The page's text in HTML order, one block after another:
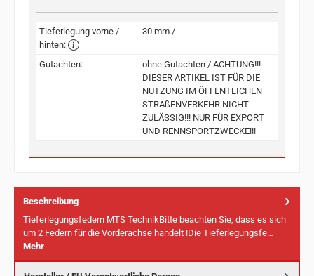
Tieferlegung vorne /
hinten:
30 mm / -
Gutachten:
ohne Gutachten / ACHTUNG!!!
DIESER ARTIKEL IST FÜR DIE
NUTZUNG IM ÖFFENTLICHEN
STRAßENVERKEHR NICHT
ZULÄSSIG!!! NUR FÜR EXPORT
UND RENNSPORTZWECKE!!!
Beschreibung
Tieferlegungsfedern MTS TechnikBitte beachten Sie, dass es sich
um 2 Federn für die Vorderachse handelt !Die Tieferlegungsfe…
Mehr